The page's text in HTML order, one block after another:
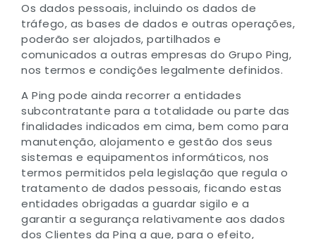
Os dados pessoais, incluindo os dados de
tráfego, as bases de dados e outras operações,
poderão ser alojados, partilhados e
comunicados a outras empresas do Grupo Ping,
nos termos e condições legalmente definidos.
A Ping pode ainda recorrer a entidades
subcontratante para a totalidade ou parte das
finalidades indicados em cima, bem como para
manutenção, alojamento e gestão dos seus
sistemas e equipamentos informáticos, nos
termos permitidos pela legislação que regula o
tratamento de dados pessoais, ficando estas
entidades obrigadas a guardar sigilo e a
garantir a segurança relativamente aos dados
dos Clientes da Ping a que, para o efeito,